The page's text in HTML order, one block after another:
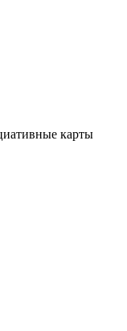
карты